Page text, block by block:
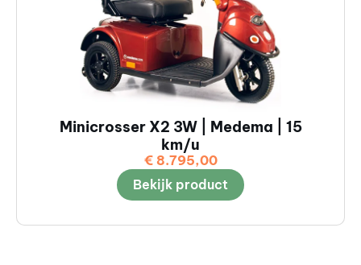
Minicrosser X2 3W | Medema | 15
km/u
€8.795,00
Bekijk product